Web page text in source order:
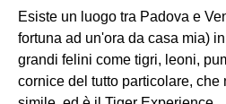
Esiste un luogo tra Padova e
fortuna ad un'ora da casa mia)
grandi felini come tigri, leoni,
cornice del tutto particolare,